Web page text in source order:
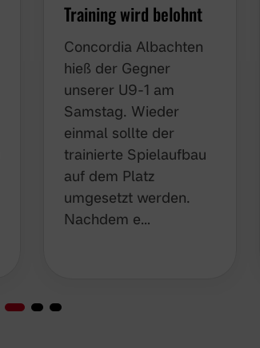
Training wird belohnt
Concordia Albachten
hieß der Gegner
unserer U9-1 am
Samstag. Wieder
einmal sollte der
trainierte Spielaufbau
auf dem Platz
umgesetzt werden.
Nachdem e…